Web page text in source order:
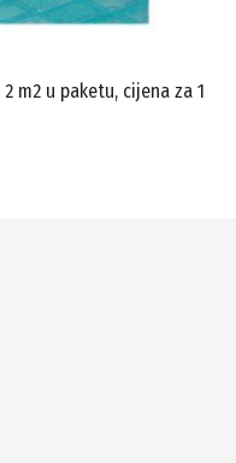
m2 u paketu, cijena za 1